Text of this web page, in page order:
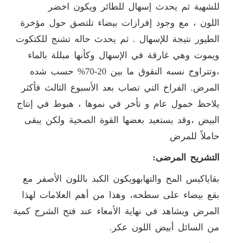
للشهية ثم يحدث إسهال للطائر ويكون اخضر
اللون ، مع وجود إفرازات بيضاء تلتصق حول مؤخرة
الطيور نتيجة للإسهال . ثم يحدث حاله تشنج للكتكوت
ويموت وهي غارقة في الإسهال وكأنها مبللة بالماء
،وتتراوح نسبه النقوق ما بين 20-70% حسب شده
المرض. الفراخ التي تصاب بعد الأسبوع الثالث فأكثر
يلاحظ خمول عام و تأخر في نموها ، هبوط في إنتاج
البيض ،وقد يستعيد بعضها القوة الصحية ولكن يبقى
حاملاً للمرض
التشريح المرضى:
بقاياكيس المح والتهابهويكون الكبد باللون الأصفر مع
بقع بيضاء على سطحه، وهذا من أهم العلامات لهذا
المرض ويشاهد في نهاية الأمعاء عند فتح الشرج كمية
من السائل أبيض اللون عكر .